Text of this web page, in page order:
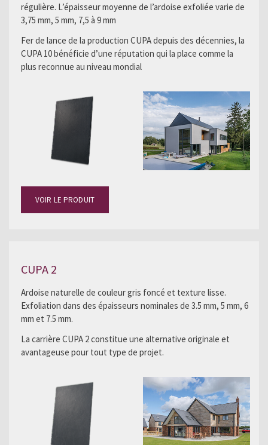
régulière. L’épaisseur moyenne de l’ardoise exfoliée varie de
3,75 mm, 5 mm, 7,5 à 9 mm
Fer de lance de la production CUPA depuis des décennies, la
CUPA 10 bénéficie d’une réputation qui la place comme la
plus reconnue au niveau mondial
VOIR LE PRODUIT
CUPA 2
Ardoise naturelle de couleur gris foncé et texture lisse.
Exfoliation dans des épaisseurs nominales de 3.5 mm, 5 mm, 6
mm et 7.5 mm.
La carrière CUPA 2 constitue une alternative originale et
avantageuse pour tout type de projet.